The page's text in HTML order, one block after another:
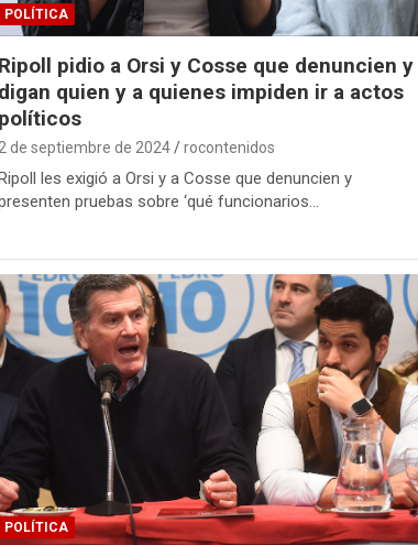
POLÍTICA
Ripoll pidio a Orsi y Cosse que denuncien y
digan quien y a quienes impiden ir a actos
políticos
2 de septiembre de 2024 rocontenidos
les exigió a Orsi y a Cosse que denuncien y
pruebas sobre ‘qué funcionarios…
POLÍTICA